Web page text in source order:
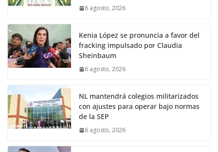
6 agosto, 2026
Kenia López se pronuncia a favor del
fracking impulsado por Claudia
Sheinbaum
6 agosto, 2026
NL mantendrá colegios militarizados
con ajustes para operar bajo normas
de la SEP
6 agosto, 2026